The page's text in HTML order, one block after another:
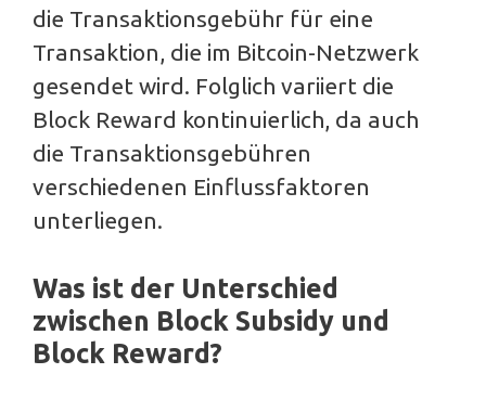
die Transaktionsgebühr für eine
Transaktion, die im Bitcoin-Netzwerk
gesendet wird. Folglich variiert die
Block Reward kontinuierlich, da auch
die Transaktionsgebühren
verschiedenen Einflussfaktoren
unterliegen.
Was ist der Unterschied
zwischen Block Subsidy und
Block Reward?